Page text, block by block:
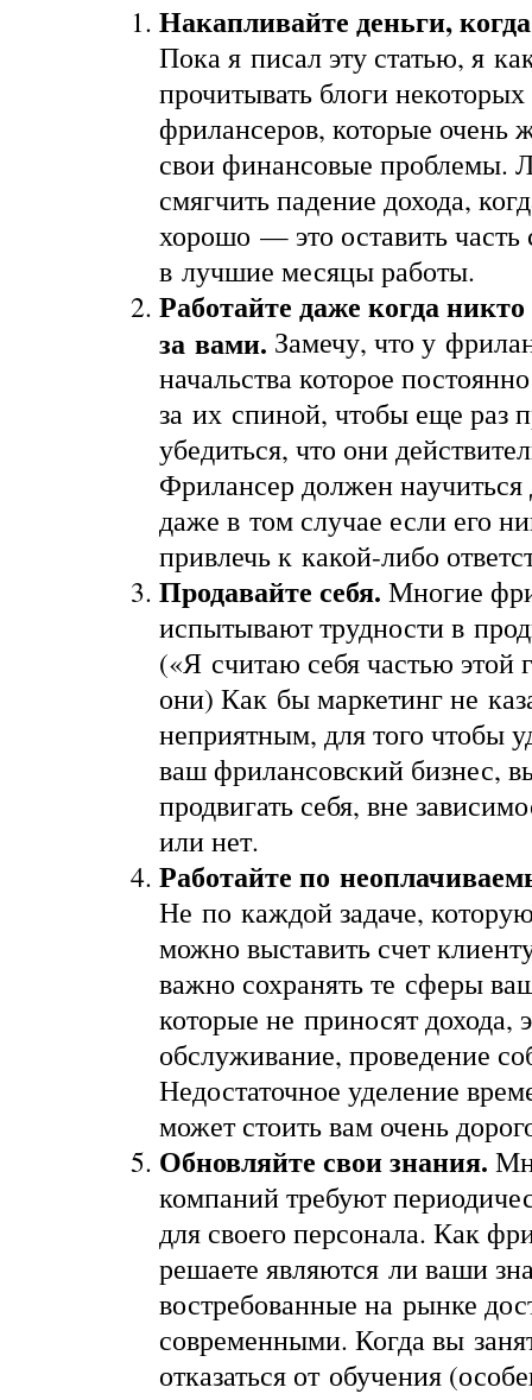
Накапливайте деньги,
Пока я писал эту статью, я
прочитывать блоги
фрилансеров, которые очень
свои финансовые проблемы.
смягчить падение дохода,
хорошо — это оставить часть
в лучшие месяцы работы.
Работайте даже когда
за вами. Замечу, что у
начальства которое
за их спиной, чтобы еще раз
убедиться, что они
Фрилансер должен научиться
даже в том случае если его
привлечь к какой-либо
Продавайте себя. Многие
испытывают трудности в
(«Я считаю себя частью
они) Как бы маркетинг не
неприятным, для того чтобы
ваш фрилансовский бизнес,
продвигать себя, вне
или нет.
Работайте по
Не по каждой задаче,
можно выставить счет
важно сохранять те сферы
которые не приносят дохода,
обслуживание, проведение
Недостаточное уделение
может стоить вам очень
Обновляйте свои знания.
компаний требуют
для своего персонала. Как
решаете являются ли ваши
востребованные на рынке
современными. Когда вы
отказаться от обучения